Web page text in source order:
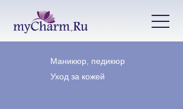
Маникюр, педикюр
Уход за кожей